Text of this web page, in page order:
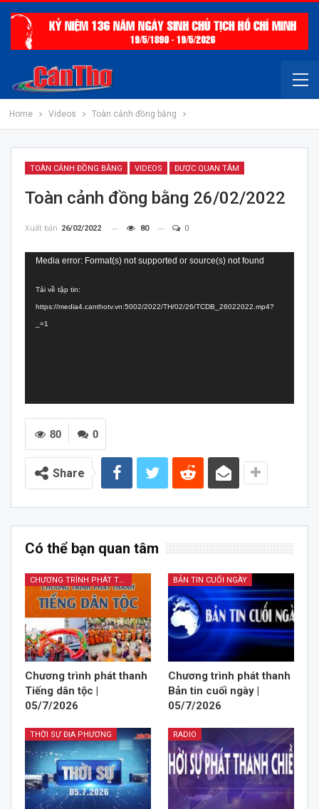
Home Videos Toàn cảnh đồng bằng
TOÀN CẢNH ĐỒNG BẰNG VIDEOS ĐƯỢC QUAN TÂM
Toàn cảnh đồng bằng 26/02/2022
Xuất bản 26/02/2022 80 0
Trình
Video
Media error: Format(s) not supported or source(s) not found
Tải về tập tin:
https://media4.canthotv.vn:5002/2022/TH/02/26/TCDB_26022022.mp4?
_=1
0
80
Share
Có thể bạn quan tâm
CHƯƠNG TRÌNH PHÁT THANH TIẾNG DÂN TỘC
Chương trình phát thanh
Tiếng dân tộc |
05/7/2026
BẢN TIN CUỐI NGÀY
Chương trình phát thanh
Bản tin cuối ngày |
05/7/2026
THỜI SỰ ĐỊA PHƯƠNG RADIO